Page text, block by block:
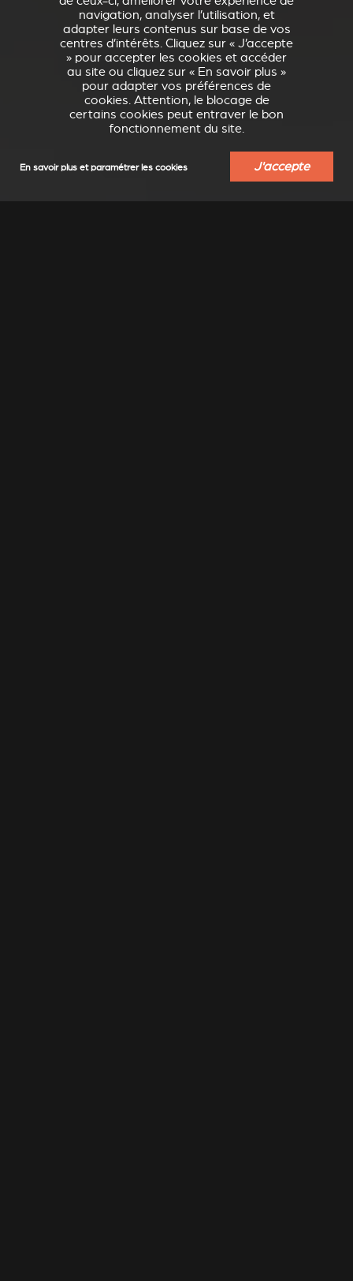
navigation, analyser l’utilisation, et
adapter leurs contenus sur base de vos
centres d’intérêts. Cliquez sur « J’accepte
» pour accepter les cookies et accéder
au site ou cliquez sur « En savoir plus »
pour adapter vos préférences de
cookies. Attention, le blocage de
certains cookies peut entraver le bon
fonctionnement du site.
En savoir plus et paramétrer les cookies J'accepte